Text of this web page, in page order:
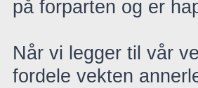
på forparten og er
Når vi legger til vår
fordele vekten